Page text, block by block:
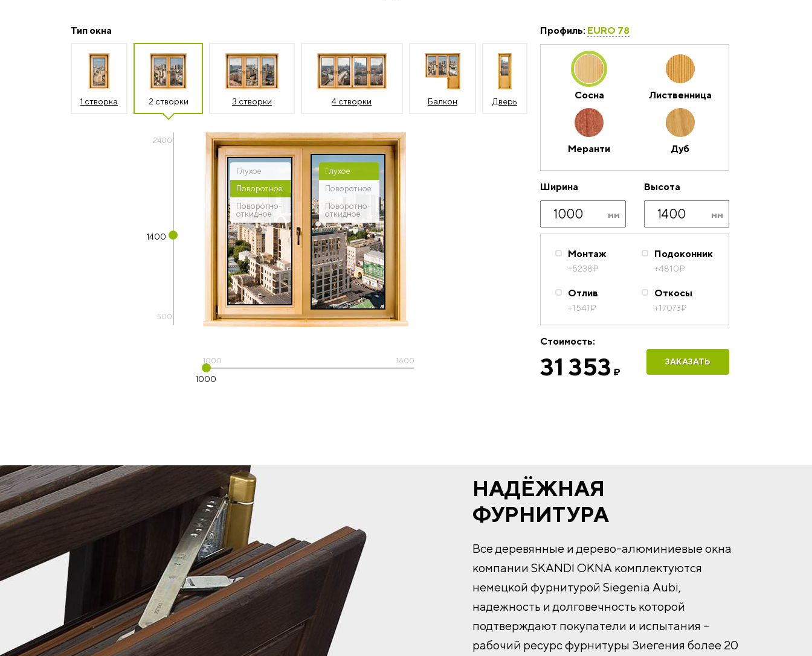
Тип окна
1 створка 2 створки 3 створки 4 створки Балкон Дверь
Профиль: EURO 78
Сосна Лиственница
Меранти Дуб
2400
1400
500
Глухое
Поворотное
Поворотно-
откидное
Глухое
Поворотное
Поворотно-
откидное
1000
1000
1600
Ширина Высота
Монтаж
+5238₽
Подоконник
+4810₽
Отлив
+1541₽
Откосы
+17073₽
Стоимость:
31 353 ₽
ЗАКАЗАТЬ
НАДЁЖНАЯ
ФУРНИТУРА
Все деревянные и дерево-алюминиевые окна
компании SKANDI OKNA комплектуются
немецкой фурнитурой Siegenia Aubi,
надежность и долговечность которой
подтверждают покупатели и испытания –
рабочий ресурс фурнитуры Зиегения более 20